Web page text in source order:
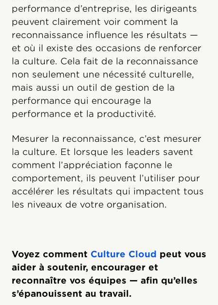
performance d’entreprise, les dirigeants
peuvent clairement voir comment la
reconnaissance influence les résultats —
et où il existe des occasions de renforcer
la culture. Cela fait de la reconnaissance
non seulement une nécessité culturelle,
mais aussi un outil de gestion de la
performance qui encourage la
performance et la productivité.
Mesurer la reconnaissance, c’est mesurer
la culture. Et lorsque les leaders savent
comment l’appréciation façonne le
comportement, ils peuvent l’utiliser pour
accélérer les résultats qui impactent tous
les niveaux de votre organisation.
Voyez comment Culture Cloud peut vous
aider à soutenir, encourager et
reconnaître vos équipes — afin qu’elles
s’épanouissent au travail.